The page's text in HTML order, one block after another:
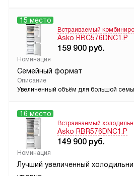
15 место
Встраиваемый
Asko RBC576DNC1.P
159 900 руб.
Номинация
Семейный формат
Описание
Увеличенный объём для большой
16 место
Встраиваемый
Asko RBR576DNC1.P
149 900 руб.
Номинация
Лучший увеличенный